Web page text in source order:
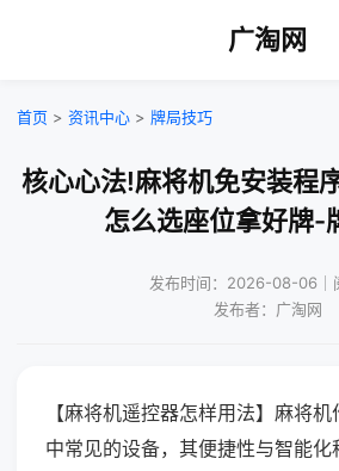
广淘网
首页 > 资讯中心 > 牌局技巧
核心心法!麻将机免安装程
怎么选座位拿好牌-
发布时间：2026-08-06｜
发布者：广淘网
【麻将机遥控器怎样用法】麻将
中常见的设备，其便捷性与智能